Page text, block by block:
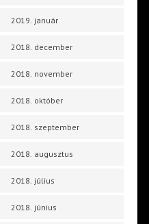
2019. január
2018. december
2018. november
2018. október
2018. szeptember
2018. augusztus
2018. július
2018. június